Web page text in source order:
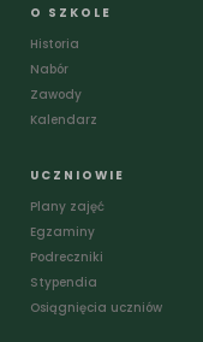
O SZKOLE
Historia
Nabór
Zawody
Kalendarz
UCZNIOWIE
Plany zajęć
Egzaminy
Podreczniki
Stypendia
Osiągnięcia uczniów